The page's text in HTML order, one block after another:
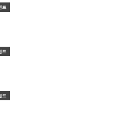
트
트
트